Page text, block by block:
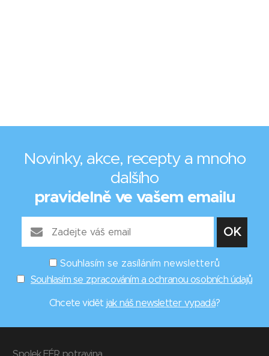
Novinky, akce, recepty a mnoho
dalšího
pravidelně ve vašem emailu
Souhlasím se zasíláním newsletterů
Souhlasím se zpracováním a ochranou osobních údajů
Chcete vidět jak náš newsletter vypadá?